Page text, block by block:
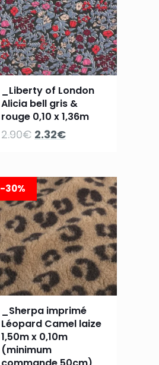
_Liberty of London
Alicia bell gris &
rouge 0,10 x 1,36m
2.90€ Le
était :
2.90€.
2.32€Le
est :
2.32€.
-30%
_Sherpa imprimé
Léopard Camel laize
1,50m x 0,10m
(minimum